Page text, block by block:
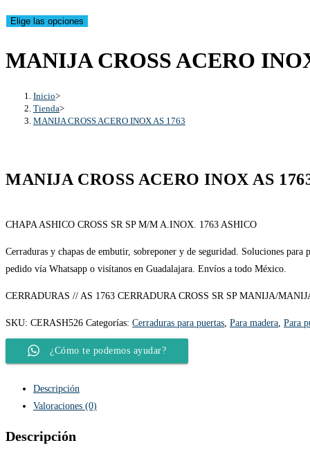
Elige las opciones
MANIJA CROSS ACERO
Inicio>
Tienda>
MANIJA CROSS ACERO INOX AS 1763
MANIJA CROSS ACERO INOX AS
CHAPA ASHICO CROSS SR SP M/M A.INOX. 1763 ASHICO
Cerraduras y chapas de embutir, sobreponer y de seguridad. Soluciones para
pedido vía Whatsapp o visítanos en Guadalajara. Envíos a todo México.
CERRADURAS // AS 1763 CERRADURA CROSS SR SP MANIJA/
SKU: CERASH526 Categorías: Cerraduras para puertas Para madera Para
¿Cómo te podemos ayudar?
Descripción
Valoraciones (0)
Descripción